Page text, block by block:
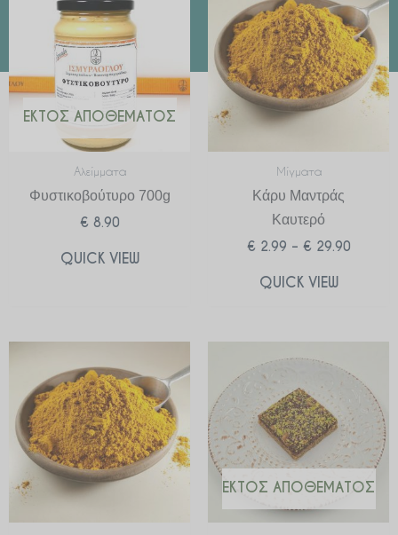
ΕΚΤΌΣ ΑΠΟΘΈΜΑΤΟΣ
Αλείμματα
Φυστικοβούτυρο 700g
€ 8.90
QUICK VIEW
Μίγματα
Κάρυ Μαντράς
Καυτερό
€ 2.99 – € 29.90
€ 2.99
through
€ 29.90
QUICK VIEW
range:
€ 2.99
through
€ 29.90
ΕΚΤΌΣ ΑΠΟΘΈΜΑΤΟΣ